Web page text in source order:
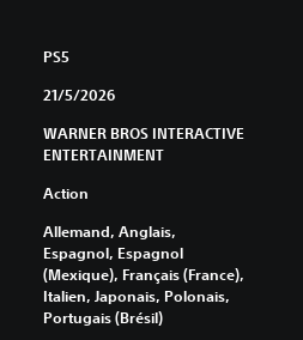
PS5
21/5/2026
WARNER BROS INTERACTIVE
ENTERTAINMENT
Action
Allemand, Anglais,
Espagnol, Espagnol
(Mexique), Français (France),
Italien, Japonais, Polonais,
Portugais (Brésil)